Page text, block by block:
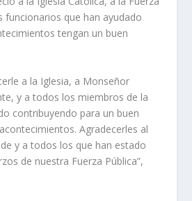
funcionarios que han ayudado
tengan un buen
a la Iglesia, a Monseñor
y a todos los miembros de la
contribuyendo para un buen
Agradecerles al
y a todos los que han estado
de nuestra Fuerza Pública”,